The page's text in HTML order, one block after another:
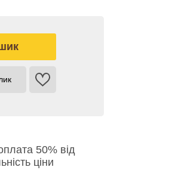
50% від
ціни